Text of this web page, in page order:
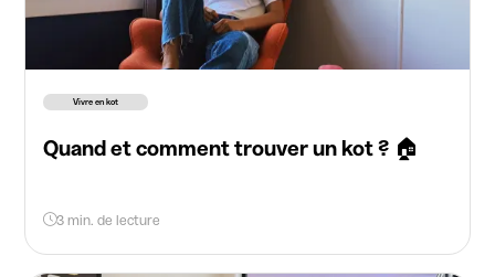
Vivre en kot
Quand et comment trouver un kot ? 🏠
3 min. de lecture